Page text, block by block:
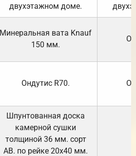
двухэтажном доме.
Минеральная вата Knauf
150 мм.
Ондутис R70.
Шпунтованная доска
камерной сушки
толщиной 36 мм. сорт
АВ. по рейке 20х40 мм.